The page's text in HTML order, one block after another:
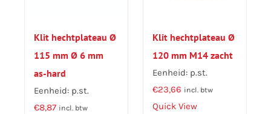
Klit hechtplateau Ø
115 mm Ø 6 mm
as-hard
Eenheid: p.st.
€8,87 incl. btw
Klit hechtplateau Ø
120 mm M14 zacht
Eenheid: p.st.
€23,66 incl. btw
Quick View